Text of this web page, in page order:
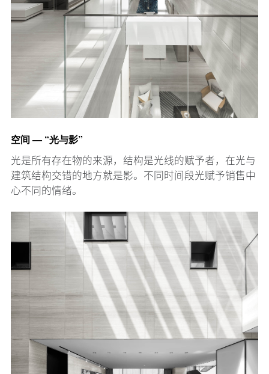
空间 — “光与影”
光是所有存在物的来源，结构是光线的赋予者，在光与
建筑结构交错的地方就是影。不同时间段光赋予销售中
心不同的情绪。